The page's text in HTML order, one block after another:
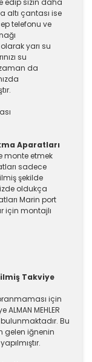
altı çantası ise
telefonu ve
yarı su
su
da
Aparatları
monte etmek
sadece
şekilde
oldukça
Marin port
için montajlı
Takviye
için
MEHLER
Bu
gelen iğnenin